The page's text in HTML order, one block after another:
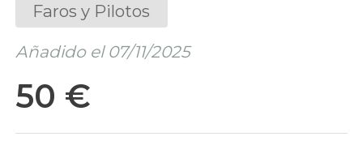
Faros y Pilotos
Añadido el 07/11/2025
50 €